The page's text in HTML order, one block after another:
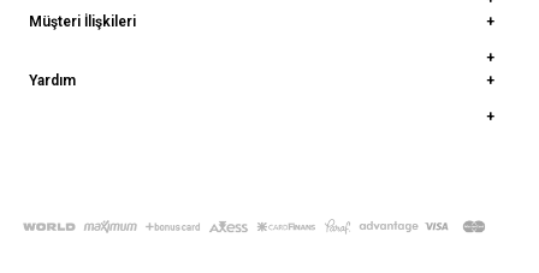
Müşteri İlişkileri
Yardım